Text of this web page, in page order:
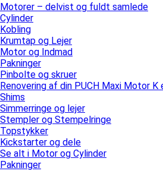
Motorer – delvist og fuldt samlede
Cylinder
Kobling
Krumtap og Lejer
Motor og Indmad
Pakninger
Pinbolte og skruer
Renovering af din PUCH Maxi Motor K
Shims
Simmerringe og lejer
Stempler og Stempelringe
Topstykker
Kickstarter og dele
Se alt i Motor og Cylinder
Pakninger